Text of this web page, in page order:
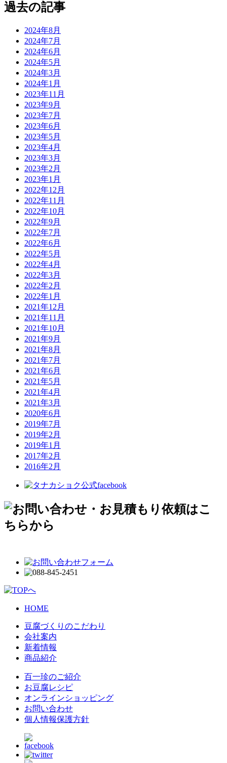
過去の記事
2024年8月
2024年7月
2024年6月
2024年5月
2024年3月
2024年1月
2023年11月
2023年9月
2023年7月
2023年6月
2023年5月
2023年4月
2023年3月
2023年2月
2023年1月
2022年12月
2022年11月
2022年10月
2022年9月
2022年7月
2022年6月
2022年5月
2022年4月
2022年3月
2022年2月
2022年1月
2021年12月
2021年11月
2021年10月
2021年9月
2021年8月
2021年7月
2021年6月
2021年5月
2021年4月
2021年3月
2020年6月
2019年7月
2019年2月
2019年1月
2017年2月
2016年2月
HOME
豆腐づくりのこだわり
会社案内
新着情報
商品紹介
百一珍のご紹介
お豆腐レシピ
オンラインショッピング
お問い合わせ
個人情報保護方針